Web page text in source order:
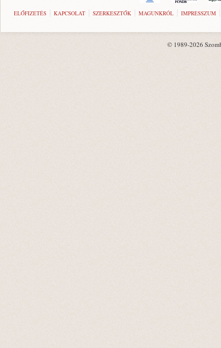
ELŐFIZETÉS KAPCSOLAT SZERKESZTŐK MAGUNKRÓL IMPRESSZUM
© 1989-2026